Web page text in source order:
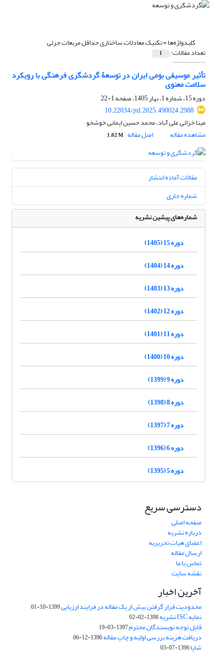
کلیدواژه‌ها =تکنیک معادلات ساختاری حداقل مربعات جزئی
تعداد مقالات: 1
تأثیر موسیقی بومی ایران در توسعۀ گردشگری فرهنگی با رویکرد
سلامت معنوی
دوره 15، شماره 1، بهار 1405، صفحه
1-22
10.22034/jtd.2025.490024.2988
مینا خزائی علی آباد، محمد حسین ایمانی خوشخو
مشاهده مقاله
اصل مقاله 1.02 M
مقالات آماده انتشار
شماره جاری
شماره‌های پیشین نشریه
دوره 15 (1405)
دوره 14 (1404)
دوره 13 (1403)
دوره 12 (1402)
دوره 11 (1401)
دوره 10 (1400)
دوره 9 (1399)
دوره 8 (1398)
دوره 7 (1397)
دوره 6 (1396)
دوره 5 (1395)
دسترسی سریع
صفحه اصلی
درباره نشریه
اعضای هیات تحریریه
ارسال مقاله
تماس با ما
نقشه سایت
آخرین اخبار
محدودیت قرار گرفتن بیش از یک مقاله در فرایند ارزیابی1399-10-01
نمایه ISC نشریه 1398-02-02
قابل توجه نویسندگان محترم1397-03-19
دریافت هزینه بررسی اولیه و چاپ مقاله1396-12-06
شاپا1396-07-03